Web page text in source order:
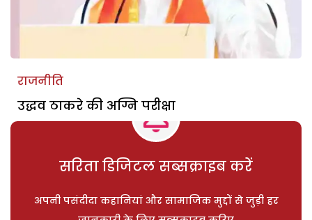
राजनीति
उद्धव ठाकरे की अग्नि परीक्षा
सरिता डिजिटल सब्सक्राइब करें
अपनी पसंदीदा कहानियां और सामाजिक मुद्दों से जुड़ी हर